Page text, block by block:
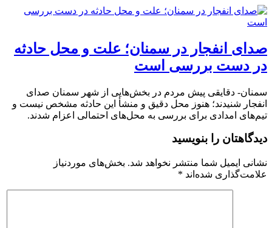
صدای انفجار در سمنان؛ علت و محل حادثه
در دست بررسی است
سمنان- دقایقی پیش مردم در بخش‌هایی از شهر سمنان صدای
انفجار شنیدند؛ هنوز محل دقیق و منشأ این حادثه مشخص نیست و
تیم‌های امدادی برای بررسی به محل‌های احتمالی اعزام شدند.
دیدگاهتان را بنویسید
نشانی ایمیل شما منتشر نخواهد شد. بخش‌های موردنیاز
علامت‌گذاری شده‌اند *